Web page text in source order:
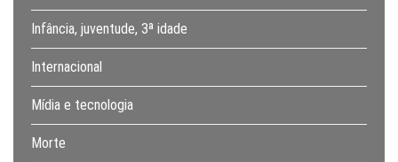
Infância, juventude, 3ª idade
Internacional
Mídia e tecnologia
Morte